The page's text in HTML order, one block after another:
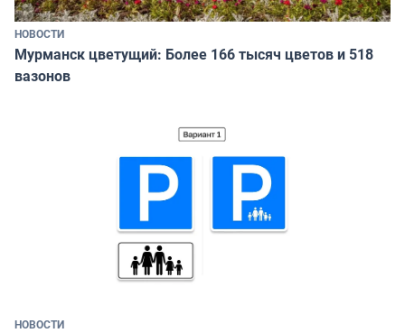
НОВОСТИ
Мурманск цветущий: Более 166 тысяч цветов и 518
вазонов
НОВОСТИ